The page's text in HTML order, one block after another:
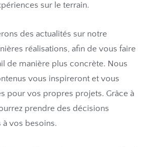
sur le terrain.
des actualités sur notre
réalisations, afin de vous faire
de manière plus concrète. Nous
vous inspireront et vous
pour vos propres projets. Grâce à
prendre des décisions
à vos besoins.